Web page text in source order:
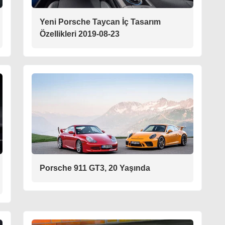
Yeni Porsche Taycan İç Tasarım
Özellikleri 2019-08-23
Porsche 911 GT3, 20 Yaşında